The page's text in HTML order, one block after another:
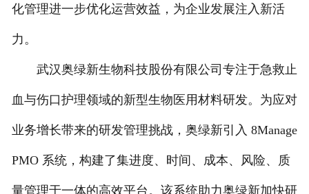
化管理进一步优化运营效益，为企业发展注入新活
力。
武汉奥绿新生物科技股份有限公司专注于急救止
血与伤口护理领域的新型生物医用材料研发。为应对
业务增长带来的研发管理挑战，奥绿新引入 8Manage
PMO 系统，构建了集进度、时间、成本、风险、质
量管理于一体的高效平台。该系统助力奥绿新加快研